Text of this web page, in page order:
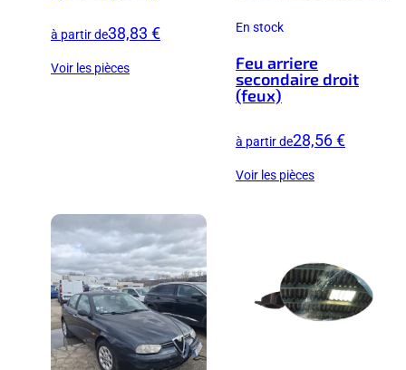
à partir de38,83 €
Voir les pièces
En stock
Feu arriere
secondaire droit
(feux)
à partir de28,56 €
Voir les pièces